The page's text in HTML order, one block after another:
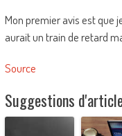
Mon premier avis est que
aurait un train de retard
Source
Suggestions